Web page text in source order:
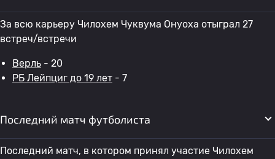
За всю карьеру Чилохем Чуквума Онуоха отыграл 27
встреч/встречи
Верль - 20
РБ Лейпциг до 19 лет - 7
Последний матч футболиста
Последний матч, в котором принял участие Чилохем